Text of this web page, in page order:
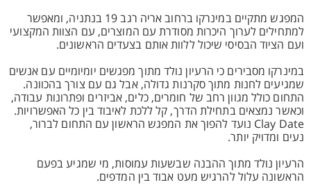
המפגש מתקיים במינרקו ברחוב אריה רגב 19 בנתניה, ומאפשר
למתחילים לערוך היכרות מסודרת עם המוצרים, עם הצוות המקצועי
ועם הציוד הבסיסי שיכול ללוות אותם בצעדים הראשונים.
במינרקו מסבירים כי הרעיון נולד מתוך מפגשים יומיומיים עם אנשים
שמגיעים לחנות מתוך סקרנות גדולה, אבל גם עם צורך בהכוונה.
התחום כולל מגוון רחב של חומרים, כלים, אביזרים ופתרונות עבודה,
וכאשר נמצאים בתחילת הדרך, קל ללכת לאיבוד בין כל האפשרויות.
Clay Date נועד להפוך את המפגש הראשון עם התחום לברור,
נעים ומדויק יותר.
הרעיון נולד מתוך ההבנה שבשעות עמוסות, מי שמגיע בפעם
הראשונה עלול להרגיש מעט אבוד בין המדפים.